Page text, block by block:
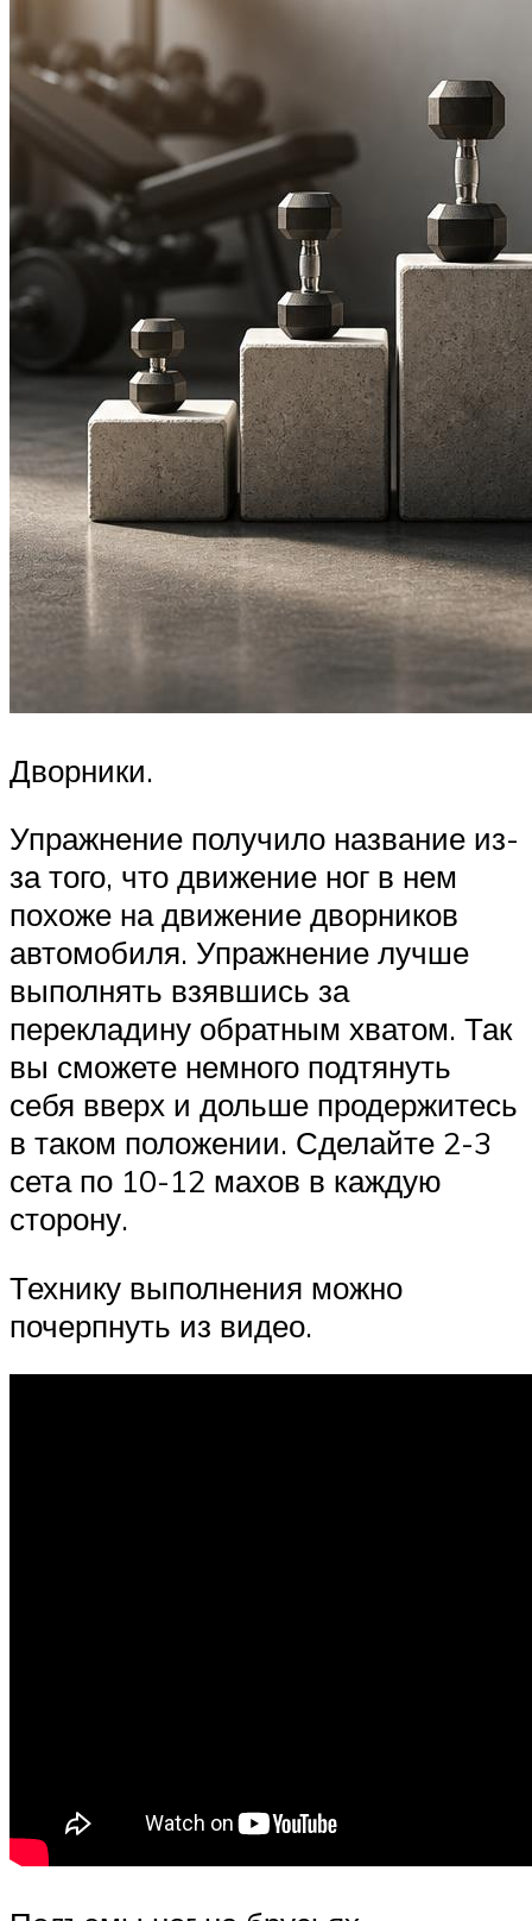
Дворники.
Упражнение получило название из-
за того, что движение ног в нем
похоже на движение дворников
автомобиля. Упражнение лучше
выполнять взявшись за
перекладину обратным хватом. Так
вы сможете немного подтянуть
себя вверх и дольше продержитесь
в таком положении. Сделайте 2-3
сета по 10-12 махов в каждую
сторону.
Технику выполнения можно
почерпнуть из видео.